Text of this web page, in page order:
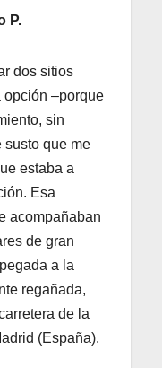
P.
dos sitios
opción –porque
sin
susto que me
estaba a
Esa
acompañaban
de gran
a la
regañada,
de la
(España).